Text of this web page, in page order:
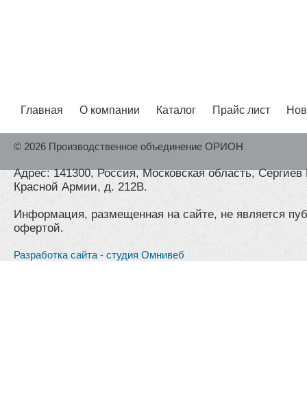
Главная О компании Каталог Прайс лист
© 2026 Производственное объединение ОРИОН
Адрес: 141300, Россия, Московская область,
Красной Армии, д. 212В.
Информация, размещенная на сайте, не является
офертой.
Разработка сайта - студия Омнивеб